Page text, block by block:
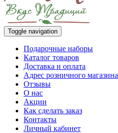
Toggle navigation
Подарочные наборы
Каталог товаров
Доставка и оплата
Адрес розничного магазина
Отзывы
О нас
Акции
Как сделать заказ
Контакты
Личный кабинет